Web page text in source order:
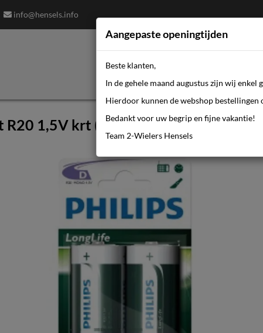
info@hensels.info
R20 1,5V krt (2)
Aangepaste openingtijden
Beste klanten,
In de gehele maand augustus zijn wij enkel
Hierdoor kunnen de webshop bestellingen
Bedankt voor uw begrip en fijne vakantie!
Team 2-Wielers Hensels